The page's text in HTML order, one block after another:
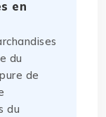
en
du
de
du